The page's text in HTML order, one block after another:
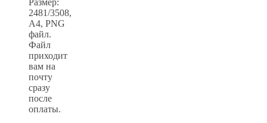
2481/3508,
А4, PNG
файл.
Файл
приходит
вам на
почту
сразу
после
оплаты.